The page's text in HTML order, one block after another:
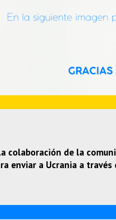
colaboración de la
enviar a Ucrania a